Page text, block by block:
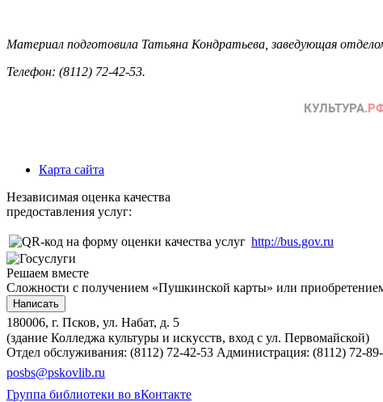
Материал подготовила Татьяна Кондратьева, заведующая
Телефон: (8112) 72-42-53.
Карта сайта
Независимая оценка качества
предоставления услуг:
http://bus.gov.ru
Решаем вместе
Сложности с получением «Пушкинской карты» или
Написать
180006, г. Псков, ул. Набат, д. 5
(здание Колледжа культуры и искусств, вход с ул. Первомайской)
Отдел обслуживания: (8112) 72-42-53 Администрация: (8112) 72-
posbs@pskovlib.ru
Группа библиотеки во вКонтакте